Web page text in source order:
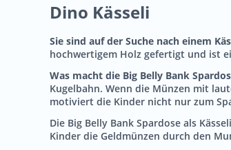
Dino Kässeli
Sie sind auf der Suche nach einem
hochwertigem Holz gefertigt und ist
Was macht die Big Belly Bank
Kugelbahn. Wenn die Münzen mit
motiviert die Kinder nicht nur zum
Die Big Belly Bank Spardose als
Kinder die Geldmünzen durch den